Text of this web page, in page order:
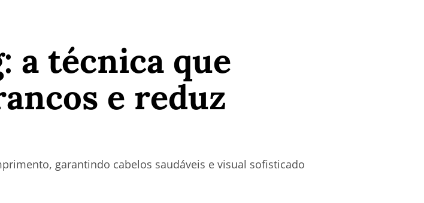
a técnica que
e reduz
garantindo cabelos saudáveis e visual sofisticado